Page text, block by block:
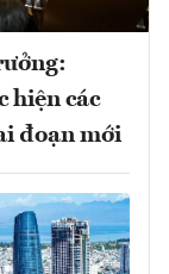
hiện các
đoạn mới